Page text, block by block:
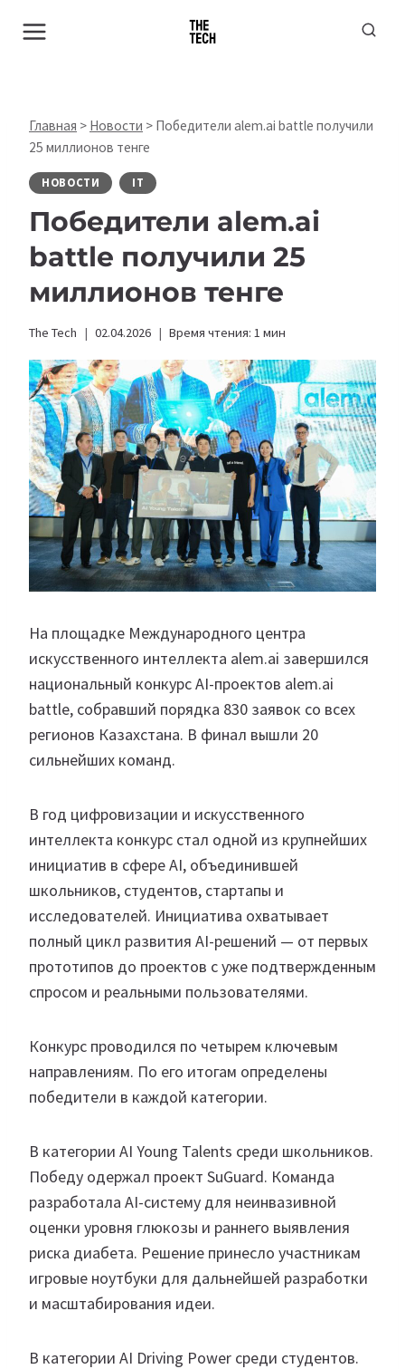
Главная > Новости > Победители alem.ai battle получили
25 миллионов тенге
НОВОСТИ IT
Победители alem.ai
battle получили 25
миллионов тенге
The Tech 02.04.2026 Время чтения: 1 мин
На площадке Международного центра
искусственного интеллекта alem.ai завершился
национальный конкурс AI-проектов alem.ai
battle, собравший порядка 830 заявок со всех
регионов Казахстана. В финал вышли 20
сильнейших команд.
В год цифровизации и искусственного
интеллекта конкурс стал одной из крупнейших
инициатив в сфере AI, объединившей
школьников, студентов, стартапы и
исследователей. Инициатива охватывает
полный цикл развития AI-решений — от первых
прототипов до проектов с уже подтвержденным
спросом и реальными пользователями.
Конкурс проводился по четырем ключевым
направлениям. По его итогам определены
победители в каждой категории.
В категории AI Young Talents среди школьников.
Победу одержал проект SuGuard. Команда
разработала AI-систему для неинвазивной
оценки уровня глюкозы и раннего выявления
риска диабета. Решение принесло участникам
игровые ноутбуки для дальнейшей разработки
и масштабирования идеи.
В категории AI Driving Power среди студентов.